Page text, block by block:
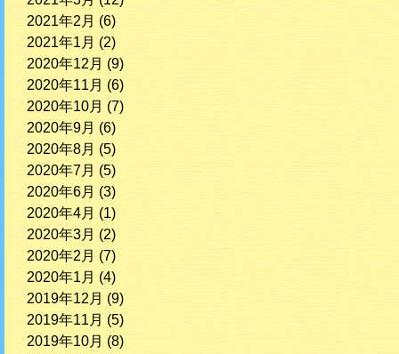
2021年2月 (6)
2021年1月 (2)
2020年12月 (9)
2020年11月 (6)
2020年10月 (7)
2020年9月 (6)
2020年8月 (5)
2020年7月 (5)
2020年6月 (3)
2020年4月 (1)
2020年3月 (2)
2020年2月 (7)
2020年1月 (4)
2019年12月 (9)
2019年11月 (5)
2019年10月 (8)